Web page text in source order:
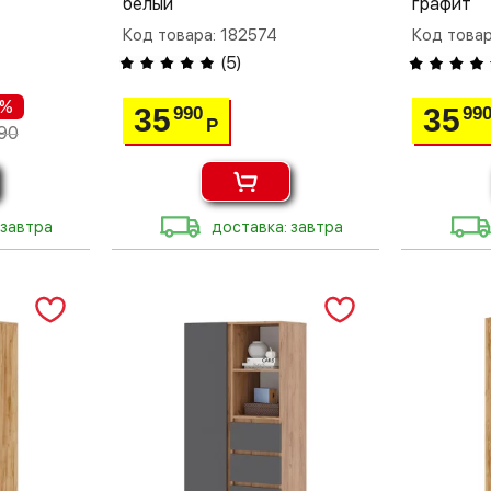
Код товара: 182574
(5)
35990
Р
доставка: завтра
Код
35